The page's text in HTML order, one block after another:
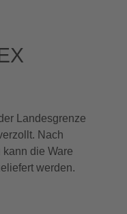
Landesgrenze
Nach
die Ware
werden.